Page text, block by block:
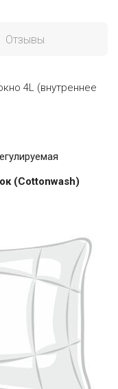
Отзывы
4L (внутреннее
(Cottonwash)